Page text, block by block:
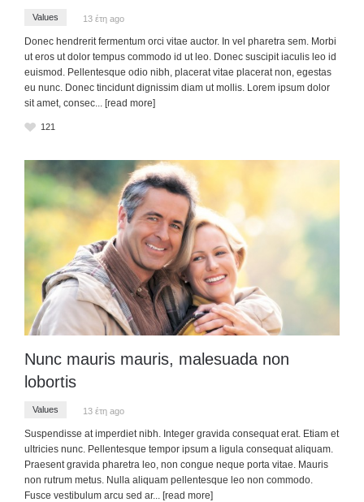
Values 13 έτη ago
Donec hendrerit fermentum orci vitae auctor. In vel pharetra sem. Morbi
ut eros ut dolor tempus commodo id ut leo. Donec suscipit iaculis leo id
euismod. Pellentesque odio nibh, placerat vitae placerat non, egestas
eu nunc. Donec tincidunt dignissim diam ut mollis. Lorem ipsum dolor
sit amet, consec... [read more]
121
Nunc mauris mauris, malesuada non
lobortis
Values 13 έτη ago
Suspendisse at imperdiet nibh. Integer gravida consequat erat. Etiam et
ultricies nunc. Pellentesque tempor ipsum a ligula consequat aliquam.
Praesent gravida pharetra leo, non congue neque porta vitae. Mauris
non rutrum metus. Nulla aliquam pellentesque leo non commodo.
Fusce vestibulum arcu sed ar... [read more]